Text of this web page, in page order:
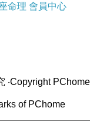
命理 會員中心
‧Copyright PChome
of PChome